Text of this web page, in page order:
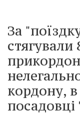
За
стягували
кордону, в